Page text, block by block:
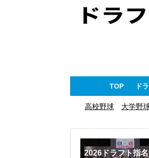
TOP ド
高校野球 大学野
2026ドラフト指